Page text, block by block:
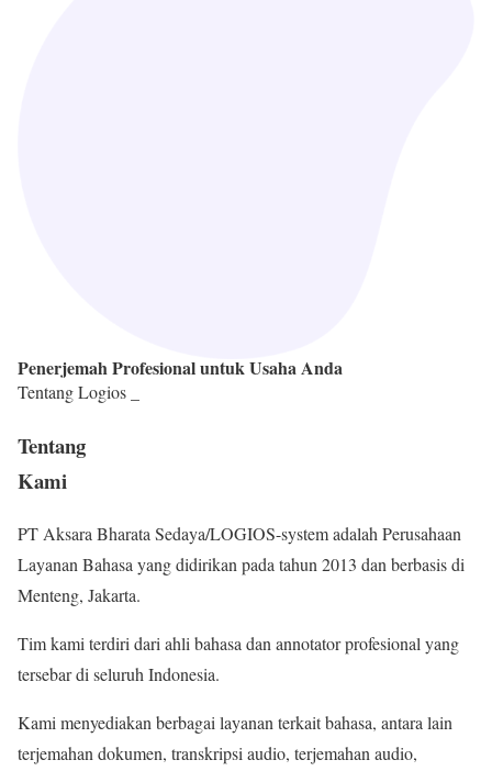
Penerjemah Profesional untuk Usaha Anda
Tentang Logios _
Tentang
Kami
PT Aksara Bharata Sedaya/LOGIOS-system adalah Perusahaan
Layanan Bahasa yang didirikan pada tahun 2013 dan berbasis di
Menteng, Jakarta.
Tim kami terdiri dari ahli bahasa dan annotator profesional yang
tersebar di seluruh Indonesia.
Kami menyediakan berbagai layanan terkait bahasa, antara lain
terjemahan dokumen, transkripsi audio, terjemahan audio,